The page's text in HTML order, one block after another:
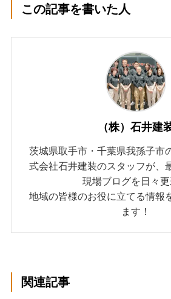
この記事を書いた人
（株）石井建
茨城県取手市・千葉県我孫子市
式会社石井建装のスタッフが、
現場ブログを日々更
地域の皆様のお役に立てる情報
ます！
関連記事